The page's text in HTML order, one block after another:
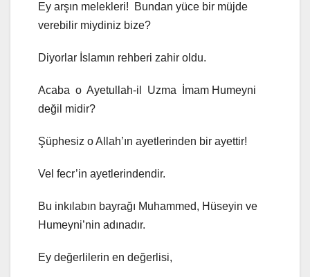
Ey arşın melekleri! Bundan yüce bir müjde
verebilir miydiniz bize?
Diyorlar İslamın rehberi zahir oldu.
Acaba o Ayetullah-il Uzma İmam Humeyni
değil midir?
Şüphesiz o Allah’ın ayetlerinden bir ayettir!
Vel fecr’in ayetlerindendir.
Bu inkılabın bayrağı Muhammed, Hüseyin ve
Humeyni’nin adınadır.
Ey değerlilerin en değerlisi,